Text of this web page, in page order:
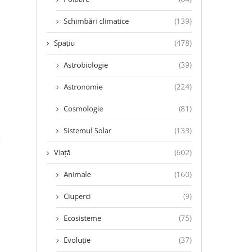
Schimbări climatice (139)
Spațiu (478)
Astrobiologie (39)
Astronomie (224)
Cosmologie (81)
Sistemul Solar (133)
Viață (602)
Animale (160)
Ciuperci (9)
Ecosisteme (75)
Evoluție (37)